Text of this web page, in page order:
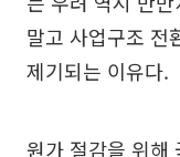
말고 사업구조 전
제기되는 이유다.
원가 절감을 위해